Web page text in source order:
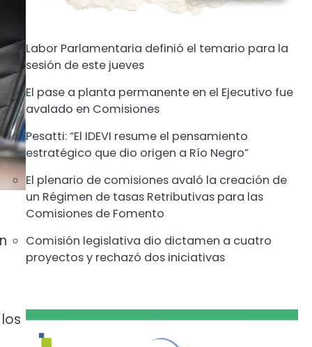
Labor Parlamentaria definió el temario para la
sesión de este jueves
El pase a planta permanente en el Ejecutivo fue
avalado en Comisiones
Pesatti: “El IDEVI resume el pensamiento
estratégico que dio origen a Río Negro”
El plenario de comisiones avaló la creación de
un Régimen de tasas Retributivas para las
Comisiones de Fomento
Comisión legislativa dio dictamen a cuatro
proyectos y rechazó dos iniciativas